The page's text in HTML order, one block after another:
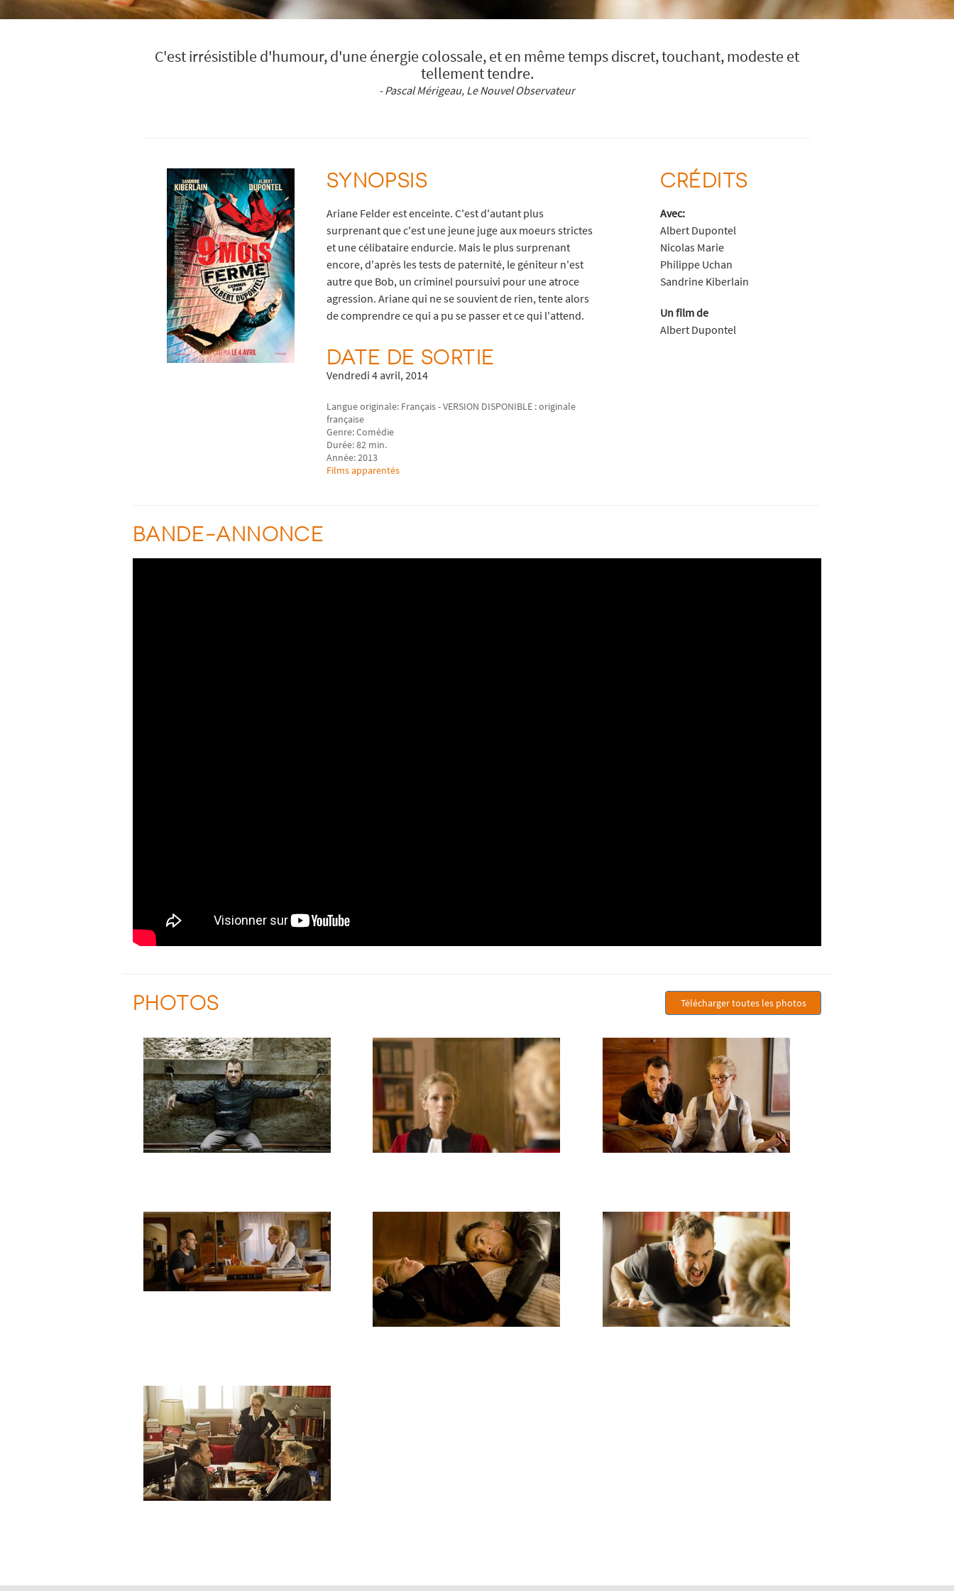
C'est irrésistible d'humour, d'une énergie colossale, et en même temps discret, touchant, modeste et
tellement tendre.
- Pascal Mérigeau, Le Nouvel Observateur
SYNOPSIS
Ariane Felder est enceinte. C'est d'autant plus
surprenant que c'est une jeune juge aux moeurs strictes
et une célibataire endurcie. Mais le plus surprenant
encore, d'après les tests de paternité, le géniteur n'est
autre que Bob, un criminel poursuivi pour une atroce
agression. Ariane qui ne se souvient de rien, tente alors
de comprendre ce qui a pu se passer et ce qui l'attend.
DATE DE SORTIE
Vendredi 4 avril, 2014
Langue originale: Français - VERSION DISPONIBLE : originale
française
Genre: Comédie
Durée: 82 min.
Année: 2013
Films apparentés
CRÉDITS
Avec:
Albert Dupontel
Nicolas Marie
Philippe Uchan
Sandrine Kiberlain
Un film de
Albert Dupontel
BANDE-ANNONCE
PHOTOS Télécharger toutes les photos